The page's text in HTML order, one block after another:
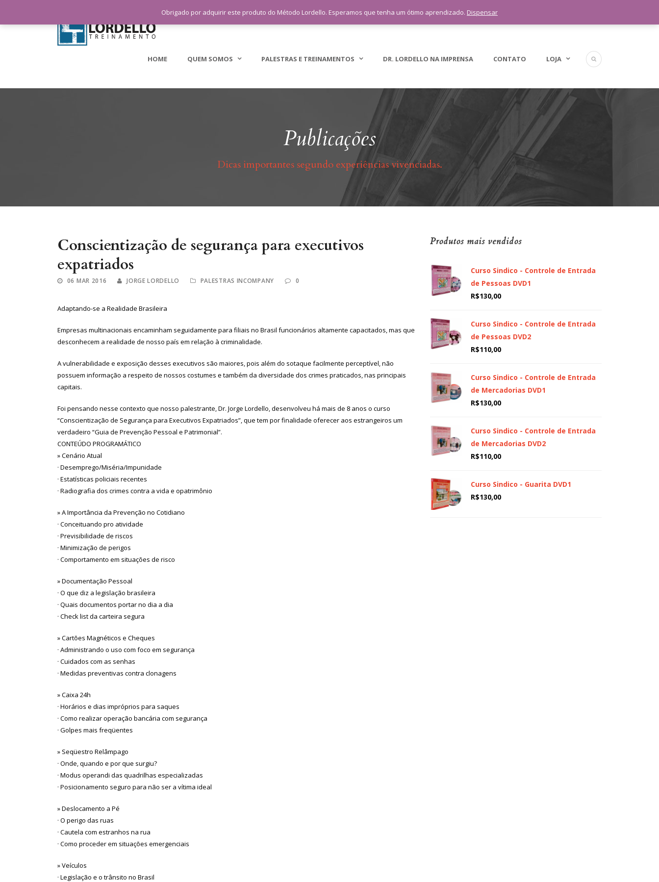
sac@lordellotreinamento.com.br +55 11 9 1398-3091
HOME QUEM SOMOS PALESTRAS E TREINAMENTOS DR. LORDELLO NA IMPRENSA CONTATO LOJA
Publicações
Dicas importantes segundo experiências vivenciadas.
Conscientização de segurança para executivos
expatriados
06 MAR 2016 JORGE LORDELLO PALESTRAS INCOMPANY 0
Adaptando-se a Realidade Brasileira
Empresas multinacionais encaminham seguidamente para filiais no Brasil funcionários altamente capacitados, mas que
desconhecem a realidade de nosso país em relação à criminalidade.
A vulnerabilidade e exposição desses executivos são maiores, pois além do sotaque facilmente perceptível, não
possuem informação a respeito de nossos costumes e também da diversidade dos crimes praticados, nas principais
capitais.
Foi pensando nesse contexto que nosso palestrante, Dr. Jorge Lordello, desenvolveu há mais de 8 anos o curso
“Conscientização de Segurança para Executivos Expatriados”, que tem por finalidade oferecer aos estrangeiros um
verdadeiro “Guia de Prevenção Pessoal e Patrimonial”.
CONTEÚDO PROGRAMÁTICO
» Cenário Atual
· Desemprego/Miséria/Impunidade
· Estatísticas policiais recentes
· Radiografia dos crimes contra a vida e opatrimônio
» A Importância da Prevenção no Cotidiano
· Conceituando pro atividade
· Previsibilidade de riscos
· Minimização de perigos
· Comportamento em situações de risco
» Documentação Pessoal
· O que diz a legislação brasileira
· Quais documentos portar no dia a dia
· Check list da carteira segura
» Cartões Magnéticos e Cheques
· Administrando o uso com foco em segurança
· Cuidados com as senhas
· Medidas preventivas contra clonagens
» Caixa 24h
· Horários e dias impróprios para saques
· Como realizar operação bancária com segurança
· Golpes mais freqüentes
» Seqüestro Relâmpago
· Onde, quando e por que surgiu?
· Modus operandi das quadrilhas especializadas
· Posicionamento seguro para não ser a vítima ideal
» Deslocamento a Pé
· O perigo das ruas
· Cautela com estranhos na rua
· Como proceder em situações emergenciais
» Veículos
· Legislação e o trânsito no Brasil
Produtos mais vendidos
Curso Sindico - Controle de Entrada
de Pessoas DVD1
R$130,00
Curso Sindico - Controle de Entrada
de Pessoas DVD2
R$110,00
Curso Sindico - Controle de Entrada
de Mercadorias DVD1
R$130,00
Curso Sindico - Controle de Entrada
de Mercadorias DVD2
R$110,00
Curso Sindico - Guarita DVD1
R$130,00
Obrigado por adquirir este produto do Método Lordello. Esperamos que tenha um ótimo aprendizado. Dispensar